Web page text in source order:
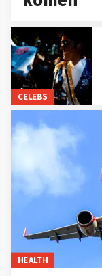
CELEBS
HEALTH